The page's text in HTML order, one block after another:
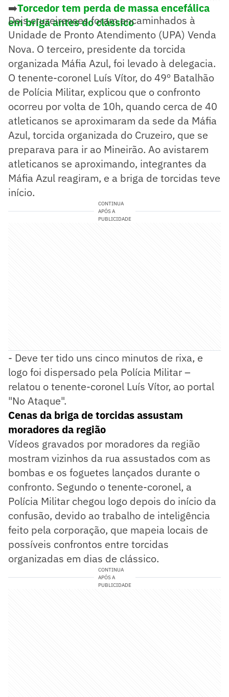
➡️Torcedor tem perda de massa encefálica
em briga antes do clássico
Dois cruzeirenses foram encaminhados à
Unidade de Pronto Atendimento (UPA) Venda
Nova. O terceiro, presidente da torcida
organizada Máfia Azul, foi levado à delegacia.
O tenente-coronel Luís Vítor, do 49º Batalhão
de Polícia Militar, explicou que o confronto
ocorreu por volta de 10h, quando cerca de 40
atleticanos se aproximaram da sede da Máfia
Azul, torcida organizada do Cruzeiro, que se
preparava para ir ao Mineirão. Ao avistarem
atleticanos se aproximando, integrantes da
Máfia Azul reagiram, e a briga de torcidas teve
início.
CONTINUA
APÓS A
PUBLICIDADE
- Deve ter tido uns cinco minutos de rixa, e
logo foi dispersado pela Polícia Militar –
relatou o tenente-coronel Luís Vítor, ao portal
"No Ataque".
Cenas da briga de torcidas assustam
moradores da região
Vídeos gravados por moradores da região
mostram vizinhos da rua assustados com as
bombas e os foguetes lançados durante o
confronto. Segundo o tenente-coronel, a
Polícia Militar chegou logo depois do início da
confusão, devido ao trabalho de inteligência
feito pela corporação, que mapeia locais de
possíveis confrontos entre torcidas
organizadas em dias de clássico.
CONTINUA
APÓS A
PUBLICIDADE